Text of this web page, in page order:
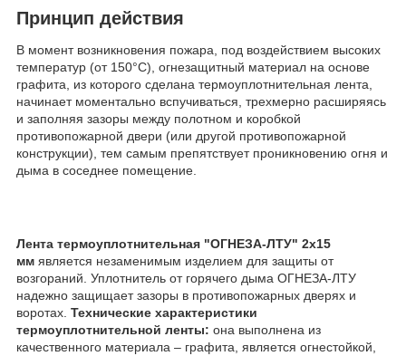
Принцип действия
В момент возникновения пожара, под воздействием высоких
температур (от 150°С), огнезащитный материал на основе
графита, из которого сделана термоуплотнительная лента,
начинает моментально вспучиваться, трехмерно расширяясь
и заполняя зазоры между полотном и коробкой
противопожарной двери (или другой противопожарной
конструкции), тем самым препятствует проникновению огня и
дыма в соседнее помещение.
Лента термоуплотнительная "ОГНЕЗА-ЛТУ" 2х15
мм является незаменимым изделием для защиты от
возгораний. Уплотнитель от горячего дыма ОГНЕЗА-ЛТУ
надежно защищает зазоры в противопожарных дверях и
воротах. Технические характеристики
термоуплотнительной ленты: она выполнена из
качественного материала – графита, является огнестойкой,